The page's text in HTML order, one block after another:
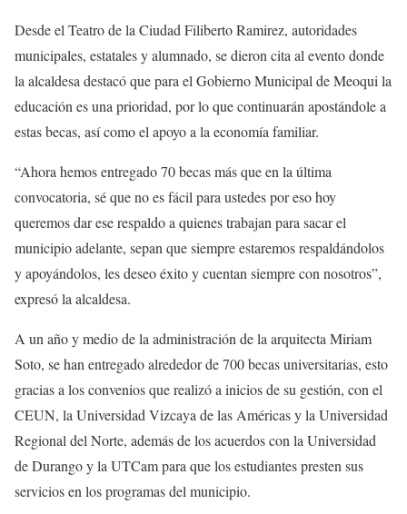
Desde el Teatro de la Ciudad Filiberto Ramirez, autoridades
municipales, estatales y alumnado, se dieron cita al evento donde
la alcaldesa destacó que para el Gobierno Municipal de Meoqui la
educación es una prioridad, por lo que continuarán apostándole a
estas becas, así como el apoyo a la economía familiar.
“Ahora hemos entregado 70 becas más que en la última
convocatoria, sé que no es fácil para ustedes por eso hoy
queremos dar ese respaldo a quienes trabajan para sacar el
municipio adelante, sepan que siempre estaremos respaldándolos
y apoyándolos, les deseo éxito y cuentan siempre con nosotros”,
expresó la alcaldesa.
A un año y medio de la administración de la arquitecta Miriam
Soto, se han entregado alrededor de 700 becas universitarias, esto
gracias a los convenios que realizó a inicios de su gestión, con el
CEUN, la Universidad Vizcaya de las Américas y la Universidad
Regional del Norte, además de los acuerdos con la Universidad
de Durango y la UTCam para que los estudiantes presten sus
servicios en los programas del municipio.